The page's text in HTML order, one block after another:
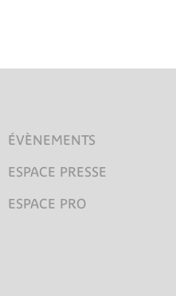
ÉVÈNEMENTS
ESPACE PRESSE
ESPACE PRO